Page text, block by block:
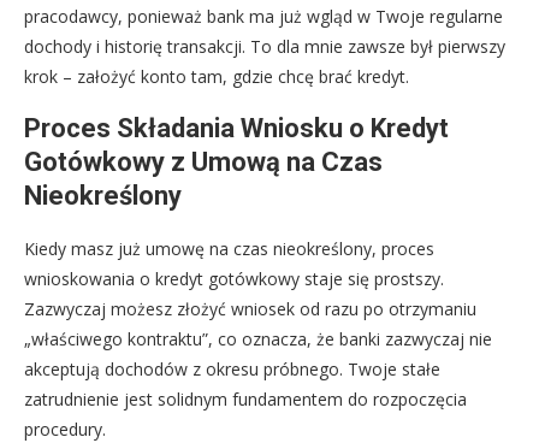
pracodawcy, ponieważ bank ma już wgląd w Twoje regularne
dochody i historię transakcji. To dla mnie zawsze był pierwszy
krok – założyć konto tam, gdzie chcę brać kredyt.
Proces Składania Wniosku o Kredyt
Gotówkowy z Umową na Czas
Nieokreślony
Kiedy masz już umowę na czas nieokreślony, proces
wnioskowania o kredyt gotówkowy staje się prostszy.
Zazwyczaj możesz złożyć wniosek od razu po otrzymaniu
„właściwego kontraktu”, co oznacza, że banki zazwyczaj nie
akceptują dochodów z okresu próbnego. Twoje stałe
zatrudnienie jest solidnym fundamentem do rozpoczęcia
procedury.